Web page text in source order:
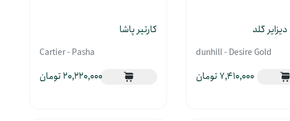
گلد
dunhill - Desire Gold
7,410,000
کارتیر پاشا
Cartier - Pasha
20,220,000